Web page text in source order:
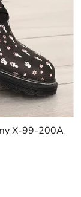
X-99-200A